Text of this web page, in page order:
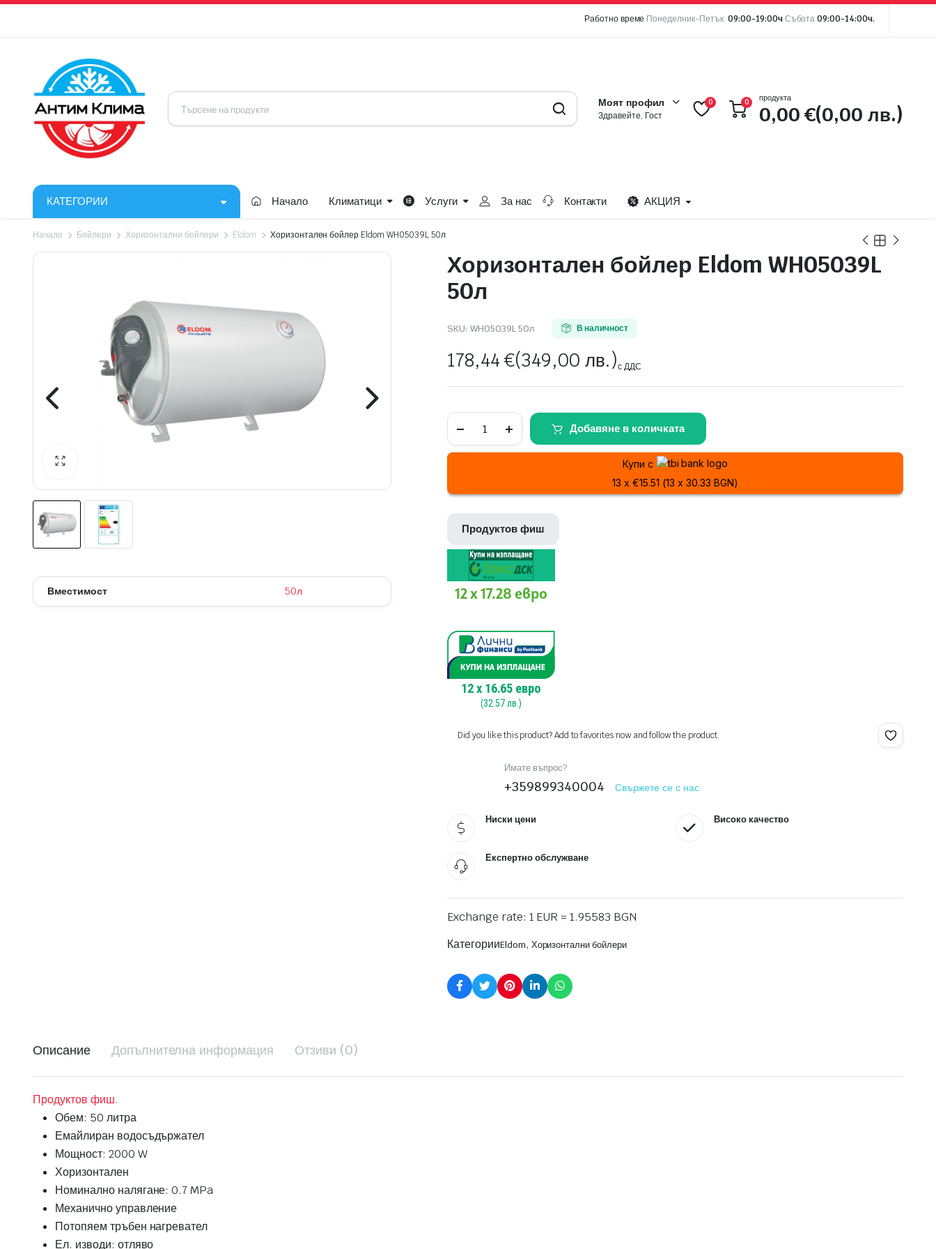
Работно време Понеделник-Петък: 09:00-19:00ч Събота 09:00-14:00ч.
Моят профил
Здравейте, Гост
0 0 продукта
0,00€(0,00 лв.)
КАТЕГОРИИ Начало Климатици Услуги За нас Контакти АКЦИЯ
Начало Бойлери Хоризонтални бойлери Eldom Хоризонтален бойлер Eldom WH05039L 50л
Вместимост 50л
Хоризонтален бойлер Eldom WH05039L
50л
SKU: WH05039L 50л В наличност
178,44€(349,00 лв.)с ДДС
Хоризонтален
бойлер
WH05039L
Добавяне в количката
Купи с
13 x €15.51 (13 x 30.33 BGN)
Продуктов фиш
12 x 17.28 евро
12x 16.65 евро
(32.57лв.)
Did you like this product? Add to favorites now and follow the product.
Имате въпрос?
+359899340004 Свържете се с нас
Ниски цени Високо качество
Експертно обслужване
Exchange rate: 1 EUR = 1.95583 BGN
КатегорииEldom, Хоризонтални бойлери
Описание Допълнителна информация Отзиви (0)
Продуктов фиш.
Обем: 50 литра
Емайлиран водосъдържател
Мощност: 2000 W
Хоризонтален
Номинално налягане: 0.7 MPa
Механично управление
Потопяем тръбен нагревател
Ел. изводи: отляво